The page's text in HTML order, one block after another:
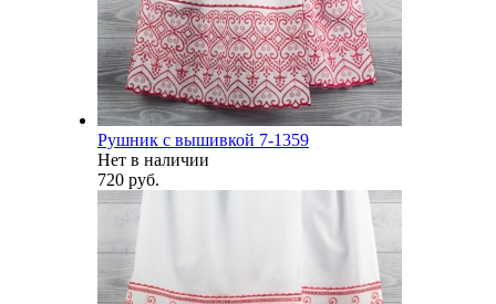
Рушник с вышивкой 7-1359
Нет в наличии
720 руб.